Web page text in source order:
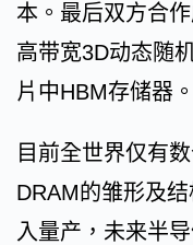
本。最后双方合
高带宽3D动态随
片中HBM存储器。
目前全世界仅有
DRAM的雏形及
入量产，未来半